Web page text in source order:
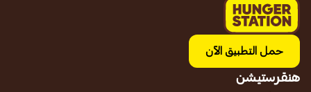
حمل التطبيق الآن
هنقرستيشن